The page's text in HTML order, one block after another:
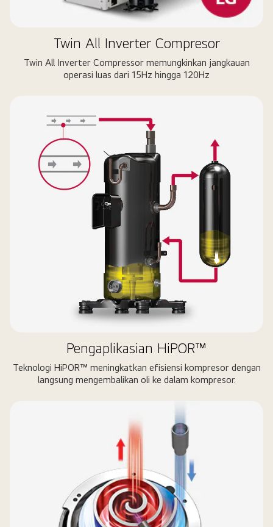
Twin All Inverter Compresor
Twin All Inverter Compressor memungkinkan jangkauan
operasi luas dari 15Hz hingga 120Hz
Pengaplikasian HiPOR™
Teknologi HiPOR™ meningkatkan efisiensi kompresor dengan
langsung mengembalikan oli ke dalam kompresor.